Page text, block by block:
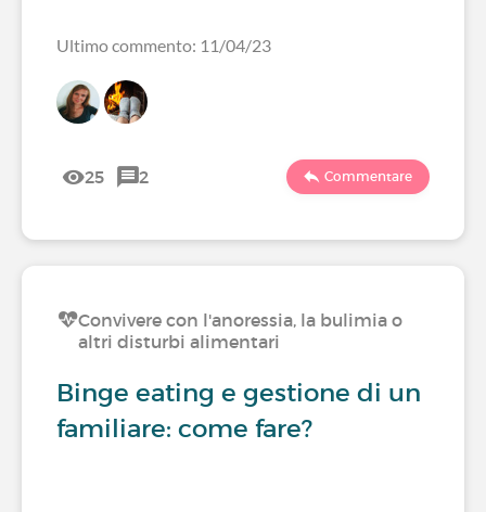
Ultimo commento: 11/04/23
25 2 Commentare
Convivere con l'anoressia, la bulimia o
altri disturbi alimentari
Binge eating e gestione di un
familiare: come fare?